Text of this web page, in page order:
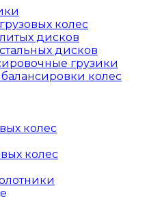
колес
дисков
дисков
грузики
колес
колес
колес